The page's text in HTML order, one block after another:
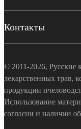
Контакты
© 2011-2026, Русские
лекарственных трав,
продукции
Использование
согласии и наличии